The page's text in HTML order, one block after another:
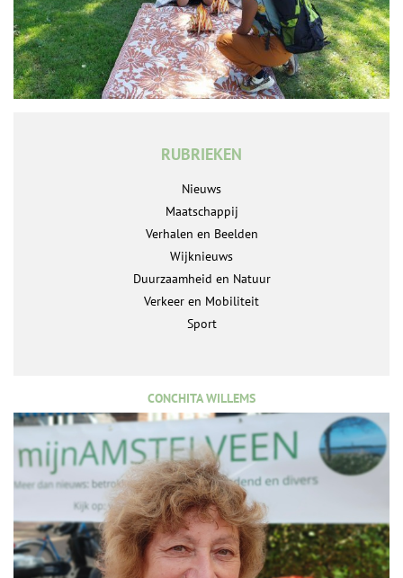
RUBRIEKEN
Nieuws
Maatschappij
Verhalen en Beelden
Wijknieuws
Duurzaamheid en Natuur
Verkeer en Mobiliteit
Sport
CONCHITA WILLEMS